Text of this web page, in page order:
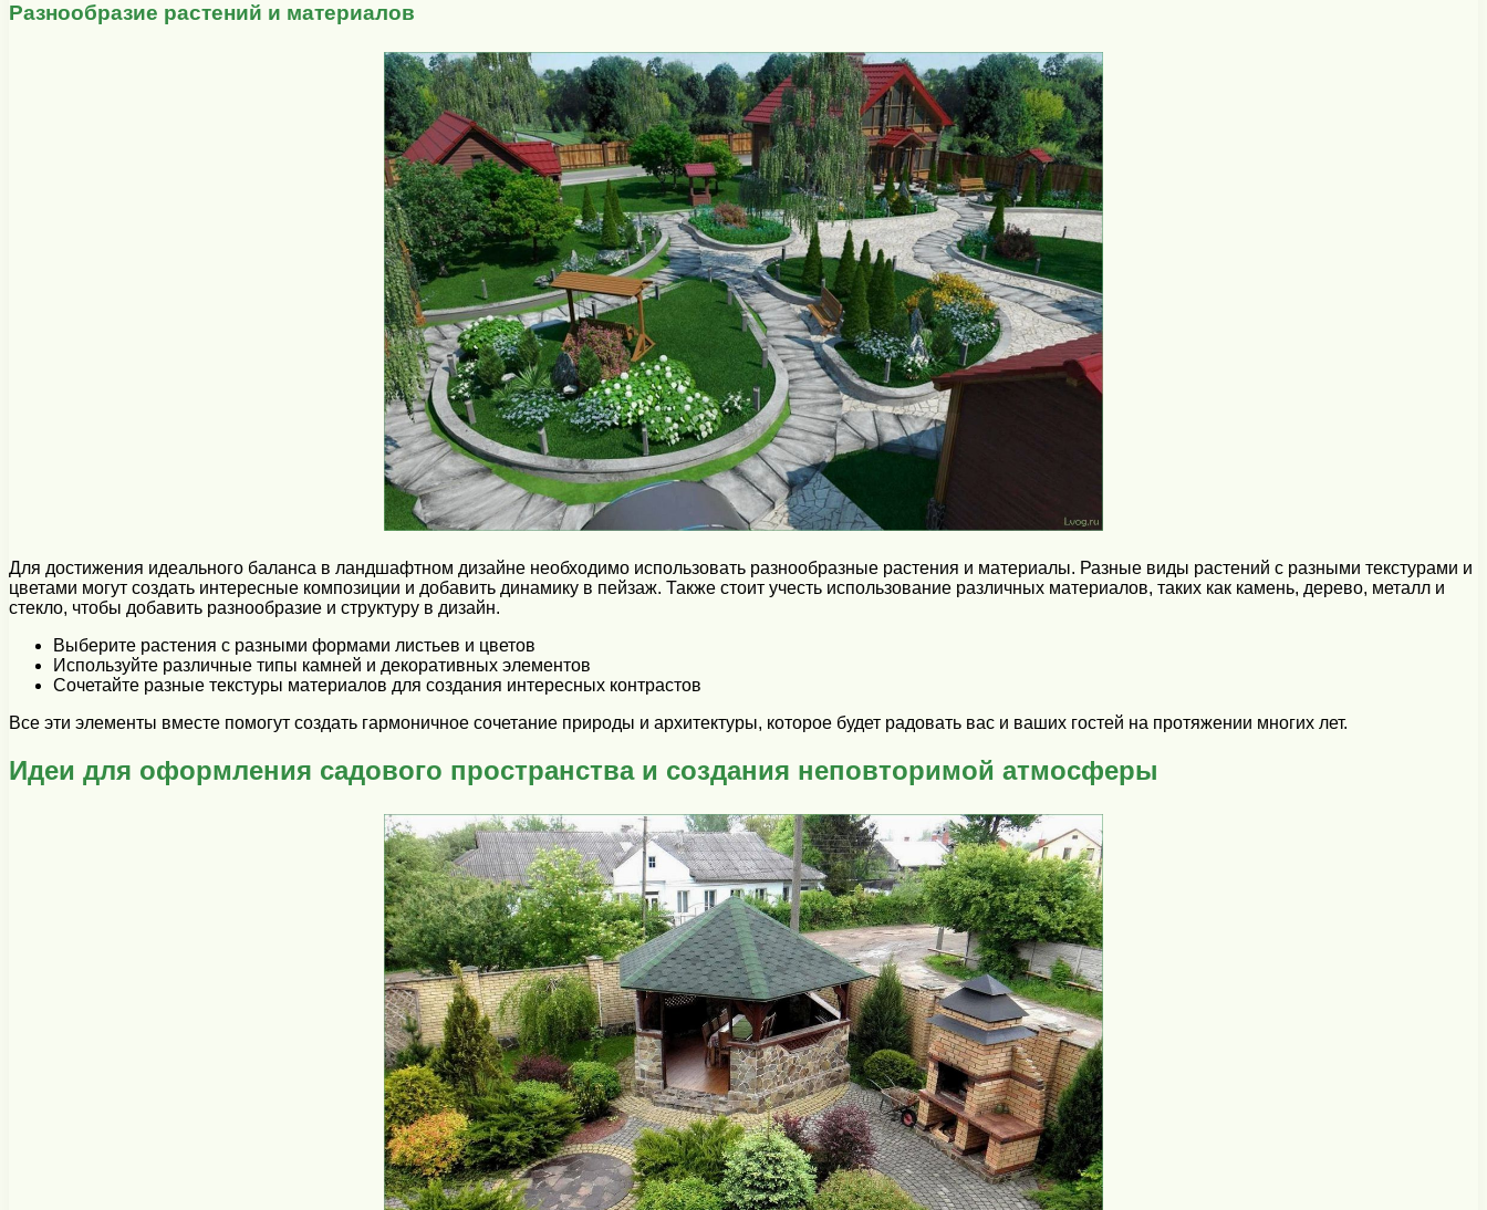
Разнообразие растений и материалов
Для достижения идеального баланса в ландшафтном дизайне необходимо использовать разнообразные растения и материалы. Разные виды растений с разными текстурами и
цветами могут создать интересные композиции и добавить динамику в пейзаж. Также стоит учесть использование различных материалов, таких как камень, дерево, металл и
стекло, чтобы добавить разнообразие и структуру в дизайн.
Выберите растения с разными формами листьев и цветов
Используйте различные типы камней и декоративных элементов
Сочетайте разные текстуры материалов для создания интересных контрастов
Все эти элементы вместе помогут создать гармоничное сочетание природы и архитектуры, которое будет радовать вас и ваших гостей на протяжении многих лет.
Идеи для оформления садового пространства и создания неповторимой атмосферы